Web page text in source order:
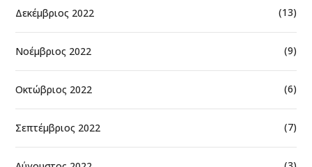
Δεκέμβριος 2022 (13)
Νοέμβριος 2022 (9)
Οκτώβριος 2022 (6)
Σεπτέμβριος 2022 (7)